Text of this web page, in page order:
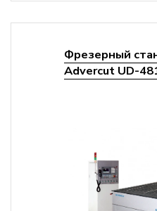
Фрезерный
Advercut UD-